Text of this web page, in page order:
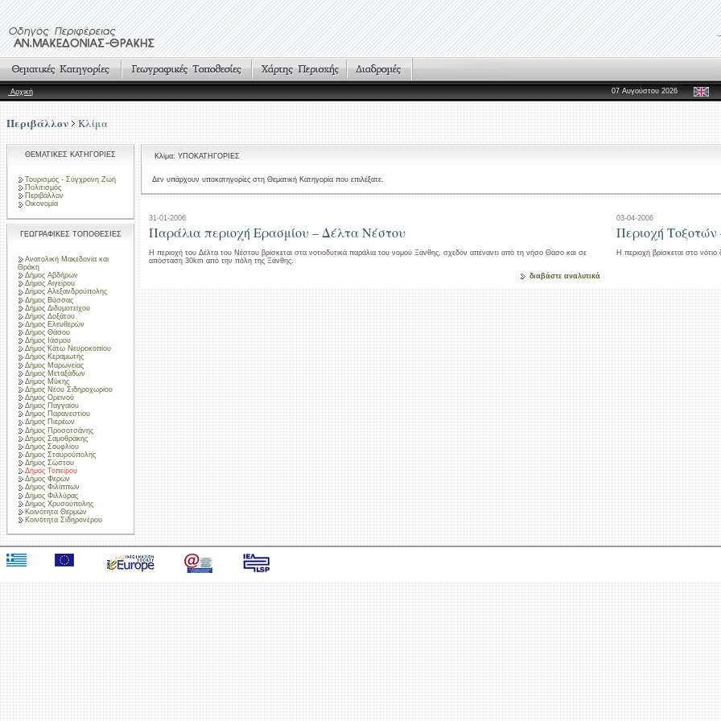
Αρχική 07 Αυγούστου 2026
Περιβάλλον Κλίμα
ΘΕΜΑΤΙΚΕΣ ΚΑΤΗΓΟΡΙΕΣ
Τουρισμός - Σύγχρονη Ζωή
Πολιτισμός
Περιβάλλον
Οικονομία
ΓΕΩΓΡΑΦΙΚΕΣ ΤΟΠΟΘΕΣΙΕΣ
Ανατολική Μακεδονία και
Θράκη
Δήμος Αβδήρων
Δήμος Αιγείρου
Δήμος Αλεξανδρούπολης
Δήμος Βύσσας
Δήμος Διδυμοτείχου
Δήμος Δοξάτου
Δήμος Ελευθερών
Δήμος Θάσου
Δήμος Ιάσμου
Δήμος Κάτω Νευροκοπίου
Δήμος Κεραμωτής
Δήμος Μαρωνείας
Δήμος Μεταξάδων
Δήμος Μύκης
Δήμος Νέου Σιδηροχωρίου
Δήμος Ορεινού
Δήμος Παγγαίου
Δήμος Παρανεστίου
Δήμος Πιερέων
Δήμος Προσοτσάνης
Δήμος Σαμοθράκης
Δήμος Σουφλίου
Δήμος Σταυρούπολης
Δήμος Σώστου
Δήμος Τοπείρου
Δήμος Φερών
Δήμος Φιλίππων
Δήμος Φιλλύρας
Δήμος Χρυσούπολης
Κοινότητα Θερμών
Κοινότητα Σιδηρονέρου
Κλίμα: ΥΠΟΚΑΤΗΓΟΡΙΕΣ
Δεν υπάρχουν υποκατηγορίες στη Θεματική Κατηγορία που επιλέξατε.
31-01-2006
Παράλια περιοχή Ερασμίου – Δέλτα Νέστου
Η περιοχή του Δέλτα του Νέστου βρίσκεται στα νοτιοδυτικά παράλια του νομού Ξάνθης, σχεδόν απέναντι από τη νήσο Θάσο και σε
απόσταση 30km από την πόλη της Ξάνθης.
διαβάστε αναλυτικά
03-04-2006
Περιοχή
Η περιοχή βρίσκεται στο